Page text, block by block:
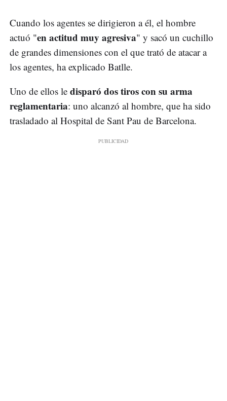
Cuando los agentes se dirigieron a él, el hombre
actuó "en actitud muy agresiva" y sacó un cuchillo
de grandes dimensiones con el que trató de atacar a
los agentes, ha explicado Batlle.
Uno de ellos le disparó dos tiros con su arma
reglamentaria: uno alcanzó al hombre, que ha sido
trasladado al Hospital de Sant Pau de Barcelona.